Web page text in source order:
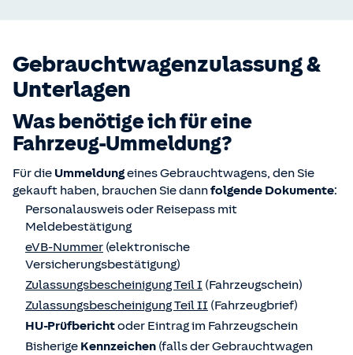
Gebrauchtwagenzulassung &
Unterlagen
Was benötige ich für eine
Fahrzeug-Ummeldung?
Für die Ummeldungeines Gebrauchtwagens, den Sie
gekauft haben, brauchen Sie dannfolgende Dokumente:
Personalausweis oder Reisepass mit
Meldebestätigung
eVB-Nummer (elektronische
Versicherungsbestätigung)
Zulassungsbescheinigung Teil I (Fahrzeugschein)
Zulassungsbescheinigung Teil II (Fahrzeugbrief)
HU-Prüfberichtoder Eintrag im Fahrzeugschein
Bisherige Kennzeichen (falls der Gebrauchtwagen